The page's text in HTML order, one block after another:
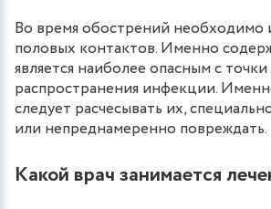
Во время обострений необходимо
половых контактов. Именно
является наиболее опасным с
распространения инфекции.
следует расчесывать их,
или непреднамеренно повреждать.
Какой врач занимается